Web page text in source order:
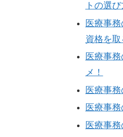
トの選
医療事
資格を
医療事
メ！
医療事
医療事
医療事